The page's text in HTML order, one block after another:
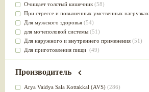
Очищает толстый кишечник (58)
При стрессе и повышенных умственных нагрузках
Для мужского здоровья (54)
для мочеполовой системы (51)
Для наружного и внутреннего применения (51)
Для приготовления пищи (49)
от инфекций мочеполовой системы(49)
для суставов
Лечит опухоли и отеки(46)
Производитель
Arya Vaidya Sala Kottakkal (AVS) (286)